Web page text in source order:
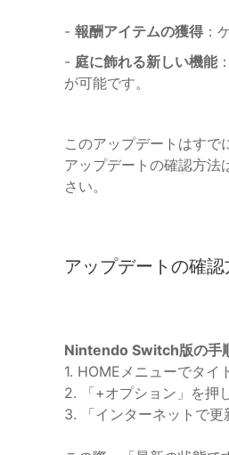
- 報酬アイテムの獲得 ：
- 庭に飾れる新しい機能
が可能です。
このアップデートはすで
アップデートの確認方
さい。
アップデートの確
Nintendo Switch版の手
1. HOMEメニューでタイ
2. 「+オプション」を押
3. 「インターネットで更